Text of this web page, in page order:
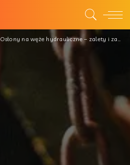
Osłony na węże hydrauliczne – zalety i zastosowanie